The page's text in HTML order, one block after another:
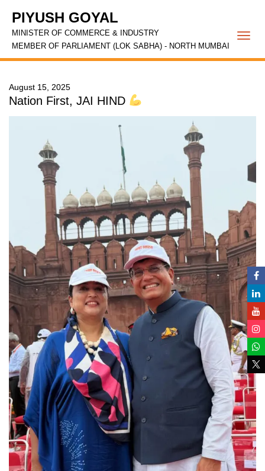
PIYUSH GOYAL
MINISTER OF COMMERCE & INDUSTRY
MEMBER OF PARLIAMENT (LOK SABHA) - NORTH MUMBAI
August 15, 2025
Nation First, JAI HIND